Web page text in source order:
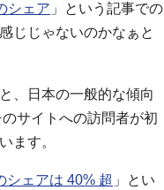
シェア 」という記事での
じじゃないのかなぁと
、日本の一般的な傾向
サイトへの訪問者が初
ます。
シェアは 40% 超 」とい